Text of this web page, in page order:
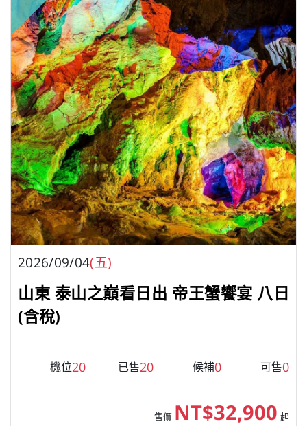
2026/09/04(五)
山東 泰山之巔看日出 帝王蟹饗宴 八日
(含稅)
機位20 已售20 候補0 可售0
售價 NT$32,900 起